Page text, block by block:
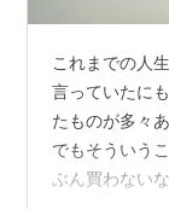
これまでの人
言っていたに
たものが多々
でもそういう
ぶん買わない